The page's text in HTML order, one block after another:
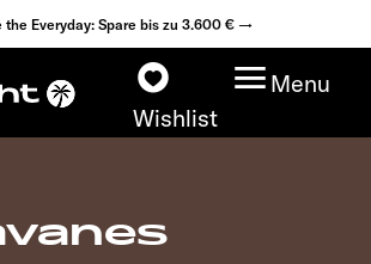
the Everyday: Spare bis zu 3.600 € →
Wishlist
Menu